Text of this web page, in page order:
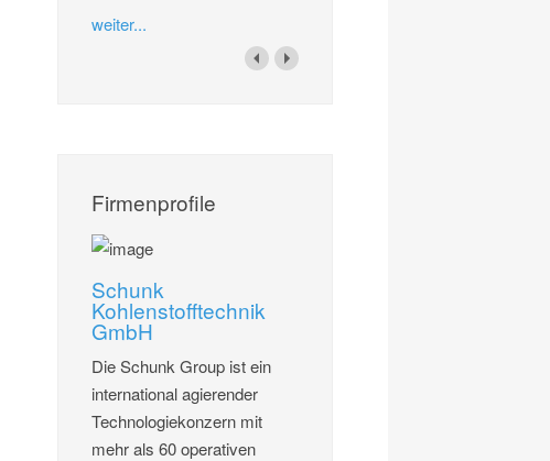
weiter...
Firmenprofile
Schunk
Kohlenstofftechnik
GmbH
Die Schunk Group ist ein
international agierender
Technologiekonzern mit
mehr als 60 operativen